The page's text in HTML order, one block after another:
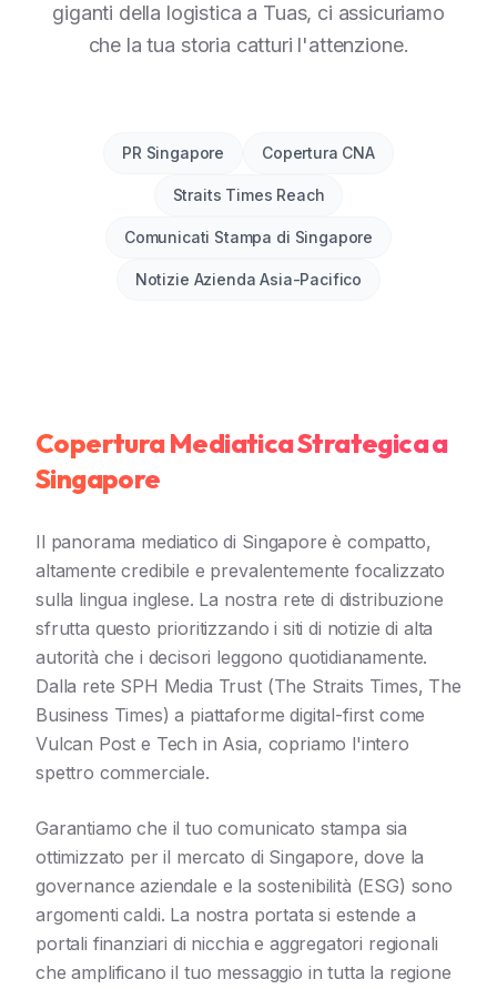
giganti della logistica a Tuas, ci assicuriamo
che la tua storia catturi l'attenzione.
PR Singapore Copertura CNA
Straits Times Reach
Comunicati Stampa di Singapore
Notizie Azienda Asia-Pacifico
Copertura Mediatica Strategica a
Singapore
Il panorama mediatico di Singapore è compatto,
altamente credibile e prevalentemente focalizzato
sulla lingua inglese. La nostra rete di distribuzione
sfrutta questo prioritizzando i siti di notizie di alta
autorità che i decisori leggono quotidianamente.
Dalla rete SPH Media Trust (The Straits Times, The
Business Times) a piattaforme digital-first come
Vulcan Post e Tech in Asia, copriamo l'intero
spettro commerciale.
Garantiamo che il tuo comunicato stampa sia
ottimizzato per il mercato di Singapore, dove la
governance aziendale e la sostenibilità (ESG) sono
argomenti caldi. La nostra portata si estende a
portali finanziari di nicchia e aggregatori regionali
che amplificano il tuo messaggio in tutta la regione